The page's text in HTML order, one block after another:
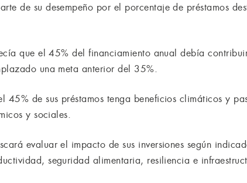
de su desempeño por el porcentaje de préstamos
que el 45% del financiamiento anual debía
una meta anterior del 35%.
de sus préstamos tenga beneficios climáticos y
y sociales.
evaluar el impacto de sus inversiones según
seguridad alimentaria, resiliencia e